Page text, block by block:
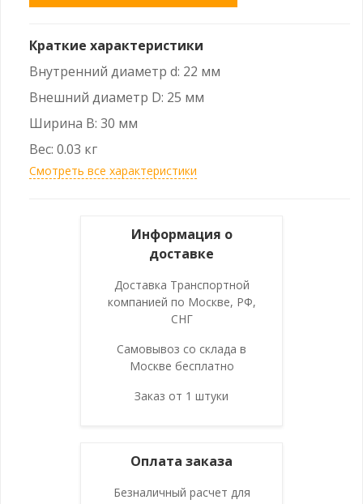
Краткие характеристики
Внутренний диаметр d: 22 мм
Внешний диаметр D: 25 мм
Ширина B: 30 мм
Вес: 0.03 кг
Смотреть все характеристики
Информация о
доставке
Доставка Транспортной
компанией по Москве, РФ,
СНГ
Самовывоз со склада в
Москве бесплатно
Заказ от 1 штуки
Оплата заказа
Безналичный расчет для